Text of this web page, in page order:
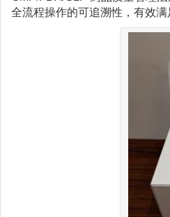
全流程操作的可追溯性，有效